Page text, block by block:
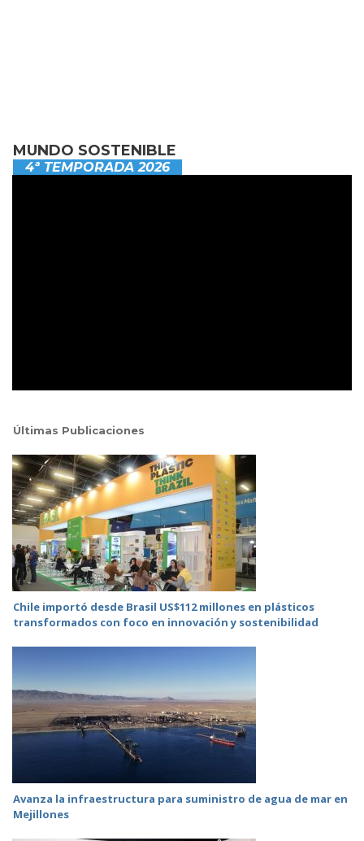
MUNDO SOSTENIBLE
4ª TEMPORADA 2026
Últimas Publicaciones
Chile importó desde Brasil US$112 millones en plásticos
transformados con foco en innovación y sostenibilidad
Avanza la infraestructura para suministro de agua de mar en
Mejillones